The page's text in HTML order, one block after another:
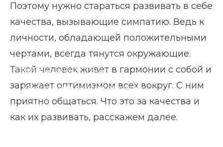
Главная страница
Блог
Качества, вызывающие симпатию
Поэтому нужно стараться развивать в себе
качества, вызывающие симпатию. Ведь к
личности, обладающей положительными
чертами, всегда тянутся окружающие.
Такой человек живет в гармонии с собой и
заряжает оптимизмом всех вокруг. С ним
приятно общаться. Что это за качества и
как их развивать, расскажем далее.